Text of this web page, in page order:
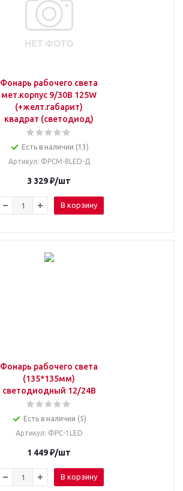
Фонарь рабочего света
мет.корпус 9/30В 125W
(+желт.габарит)
квадрат (светодиод)
Есть в наличии (13)
Артикул: ФРСМ-8LED-Д
3 329₽/шт
В корзину
Фонарь рабочего света
(135*135мм)
светодиодный 12/24В
Есть в наличии (5)
Артикул: ФРС-1LED
1 449₽/шт
В корзину